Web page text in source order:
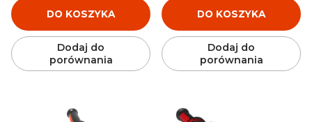
DO KOSZYKA
Dodaj do
porównania
DO KOSZYKA
Dodaj do
porównania